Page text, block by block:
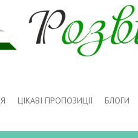
ЦІКАВІ ПРОПОЗИЦІЇ БЛОГИ